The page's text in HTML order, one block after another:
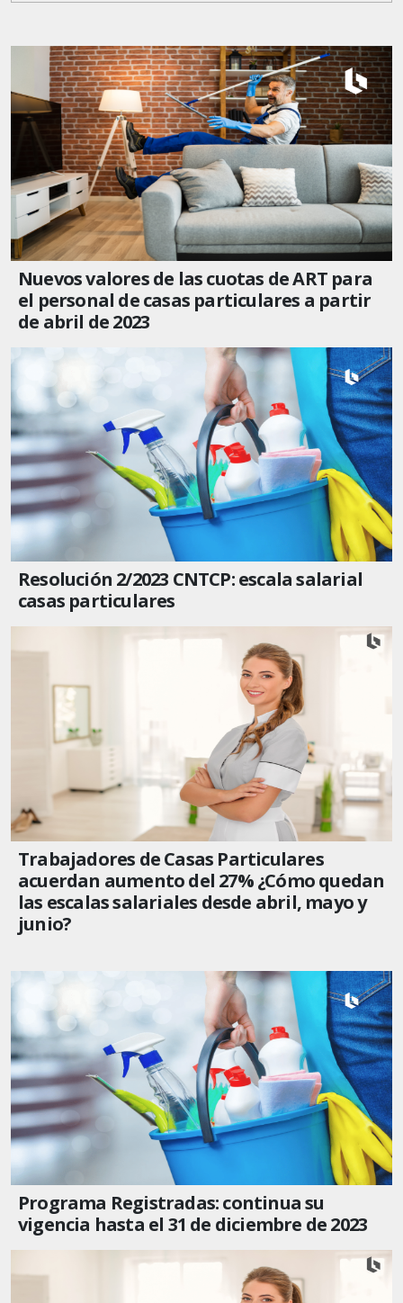
Nuevos valores de las cuotas de ART para
el personal de casas particulares a partir
de abril de 2023
Resolución 2/2023 CNTCP: escala salarial
casas particulares
Trabajadores de Casas Particulares
acuerdan aumento del 27% ¿Cómo quedan
las escalas salariales desde abril, mayo y
junio?
Programa Registradas: continua su
vigencia hasta el 31 de diciembre de 2023